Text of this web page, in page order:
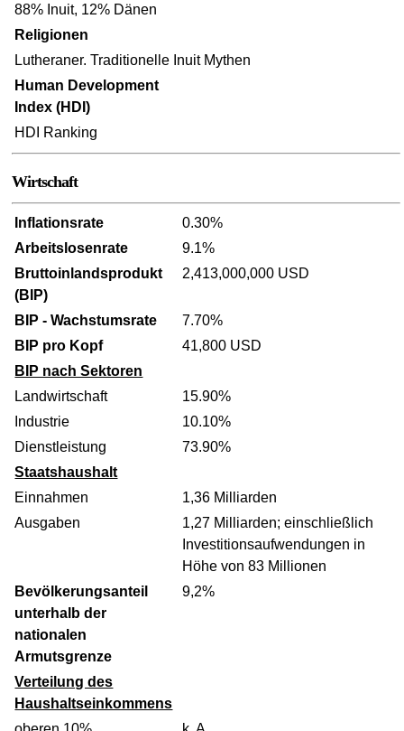
88% Inuit, 12% Dänen
Religionen
Lutheraner. Traditionelle Inuit Mythen
Human Development
Index (HDI)
HDI Ranking
Wirtschaft
Inflationsrate
0.30%
Arbeitslosenrate
9.1%
Bruttoinlandsprodukt
(BIP)
2,413,000,000 USD
BIP - Wachstumsrate
7.70%
BIP pro Kopf
41,800 USD
BIP nach Sektoren
Landwirtschaft
15.90%
Industrie
10.10%
Dienstleistung
73.90%
Staatshaushalt
Einnahmen
1,36 Milliarden
Ausgaben
1,27 Milliarden; einschließlich
Investitionsaufwendungen in
Höhe von 83 Millionen
Bevölkerungsanteil
unterhalb der
nationalen
Armutsgrenze
9,2%
Verteilung des
Haushaltseinkommens